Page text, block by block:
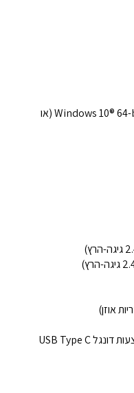
THX Spatial Audio: זמין רק ב-Windows 10® 64-bit (או
אלחוטי: 2.4 גיגה-הרץ אלחוטי באמצעות דונגל USB Type C